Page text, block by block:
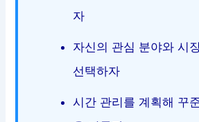
자
자신의 관심 분야와 시
선택하자
시간 관리를 계획해 꾸